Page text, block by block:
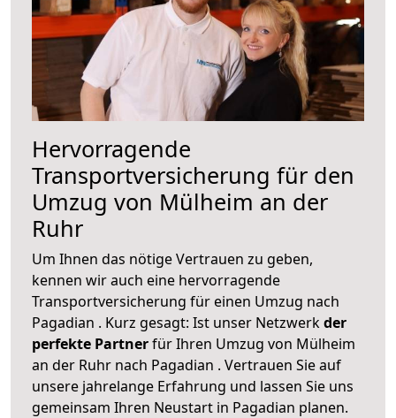
Hervorragende
Transportversicherung für den
Umzug von Mülheim an der
Ruhr
Um Ihnen das nötige Vertrauen zu geben,
kennen wir auch eine hervorragende
Transportversicherung für einen Umzug nach
Pagadian . Kurz gesagt: Ist unser Netzwerkder
perfekte Partnerfür Ihren Umzug von Mülheim
an der Ruhr nach Pagadian . Vertrauen Sie auf
unsere jahrelange Erfahrung und lassen Sie uns
gemeinsam Ihren Neustart in Pagadian planen.